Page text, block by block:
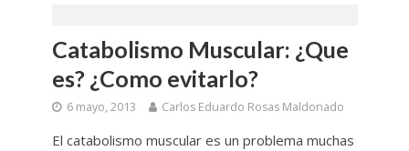
Catabolismo Muscular: ¿Que
es? ¿Como evitarlo?
6 mayo, 2013 Carlos Eduardo Rosas Maldonado
El catabolismo muscular es un problema muchas